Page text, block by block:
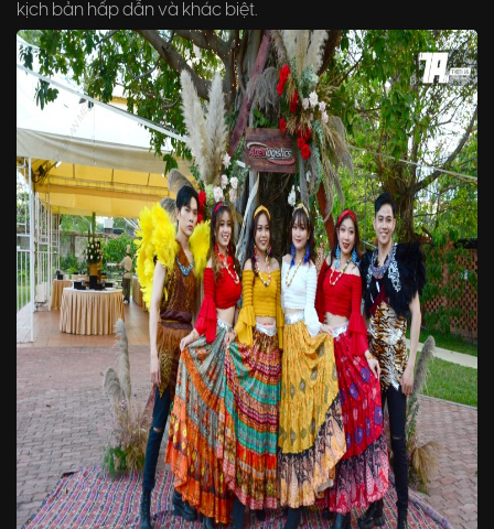
kịch bản hấp dẫn và khác biệt.